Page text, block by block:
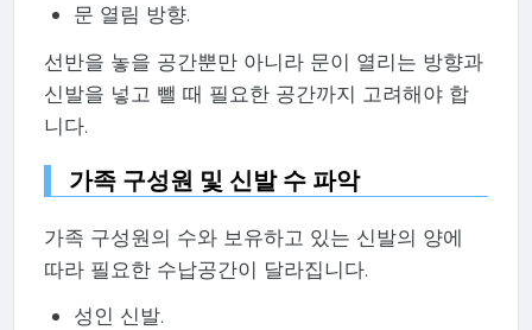
문 열림 방향.
선반을 놓을 공간뿐만 아니라 문이 열리는 방향과
신발을 넣고 뺄 때 필요한 공간까지 고려해야 합
니다.
가족 구성원 및 신발 수 파악
가족 구성원의 수와 보유하고 있는 신발의 양에
따라 필요한 수납공간이 달라집니다.
성인 신발.